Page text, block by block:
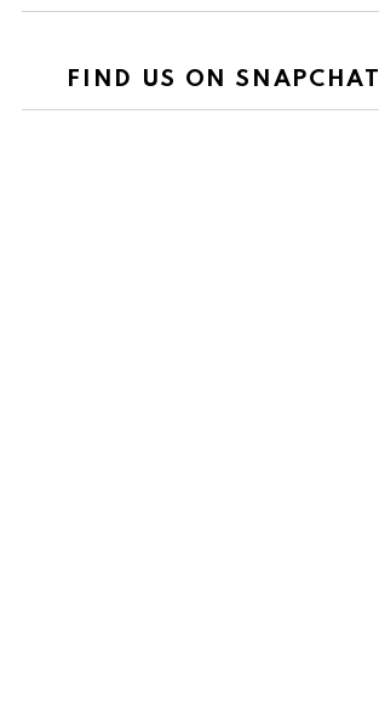
FIND US ON SNAPCHAT